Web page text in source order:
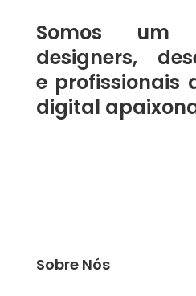
Somos
designers,
e profissionais
digital
Sobre Nós